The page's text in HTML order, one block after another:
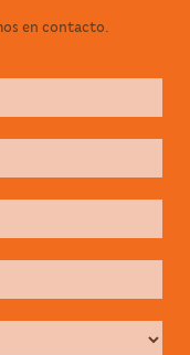
en contacto.